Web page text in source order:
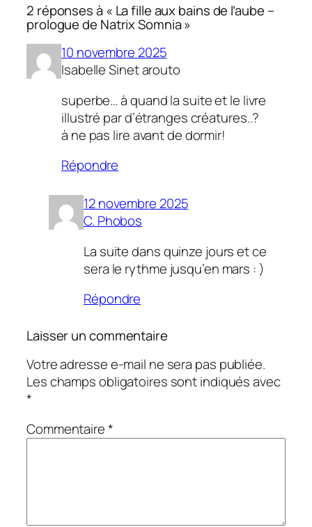
2 réponses à « La fille aux bains de l’aube –
prologue de Natrix Somnia »
10 novembre 2025
Isabelle Sinet arouto
superbe… à quand la suite et le livre
illustré par d’étranges créatures..?
à ne pas lire avant de dormir!
Répondre
12 novembre 2025
C. Phobos
La suite dans quinze jours et ce
sera le rythme jusqu’en mars : )
Répondre
Laisser un commentaire
Votre adresse e-mail ne sera pas publiée.
Les champs obligatoires sont indiqués avec
*
Commentaire*